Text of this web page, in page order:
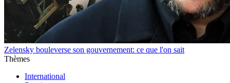
Zelensky bouleverse son gouvernement: ce que l'on sait
Thèmes
International